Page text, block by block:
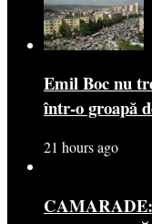
Emil Boc nu
într-o groapă
21 hours ago